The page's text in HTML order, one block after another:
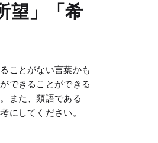
望」「希
ことがない言葉かも
できることができる
また、類語である
にしてください。